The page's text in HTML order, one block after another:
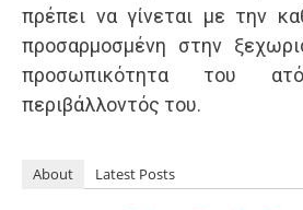
πρέπει να γίνεται με την
προσαρμοσμένη στην
προσωπικότητα του
περιβάλλοντός του.
About Latest Posts